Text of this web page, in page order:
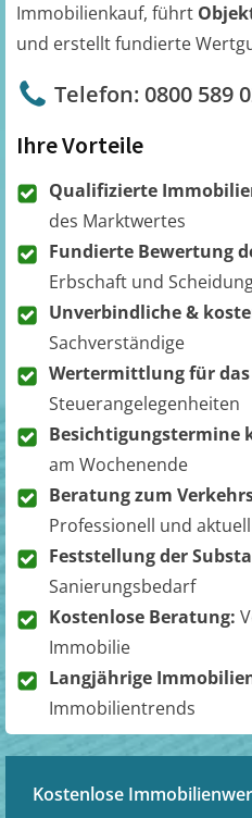
Immobilienkauf, führt
und erstellt fundierte
Telefon: 0800 589
Ihre Vorteile
Qualifizierte
des Marktwertes
Fundierte Bewertung
Erbschaft und
Unverbindliche &
Sachverständige
Wertermittlung für
Steuerangelegenheiten
Besichtigungstermine
am Wochenende
Beratung zum
Professionell und aktuell
Feststellung der
Sanierungsbedarf
Kostenlose Beratung:
Immobilie
Langjährige
Immobilientrends
Kostenlose